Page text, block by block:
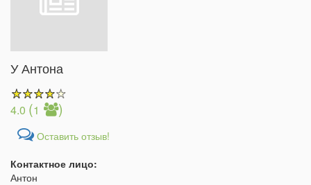
У Антона
4.0 (1 )
Оставить отзыв!
Контактное лицо:
Антон